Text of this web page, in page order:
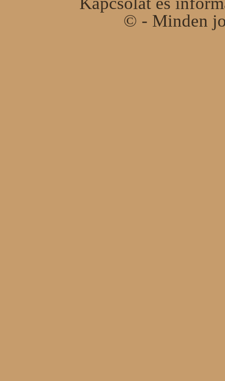
© - Minden